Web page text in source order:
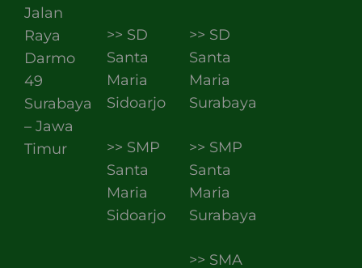
Jalan
Raya
Darmo
49
Surabaya
– Jawa
Timur
>> SD
Santa
Maria
Sidoarjo
>> SMP
Santa
Maria
Sidoarjo
>> SD
Santa
Maria
Surabaya
>> SMP
Santa
Maria
Surabaya
>> SMA